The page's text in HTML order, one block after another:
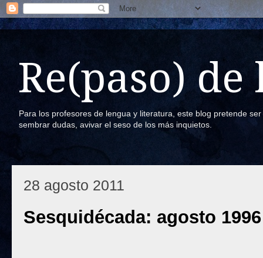
Re(paso) de
Para los profesores de lengua y literatura, este blog pretende
sembrar dudas, avivar el seso de los más inquietos.
28 agosto 2011
Sesquidécada: agosto 1996